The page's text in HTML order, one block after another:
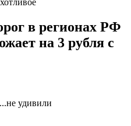
в регионах РФ
на 3 рубля с
удивили